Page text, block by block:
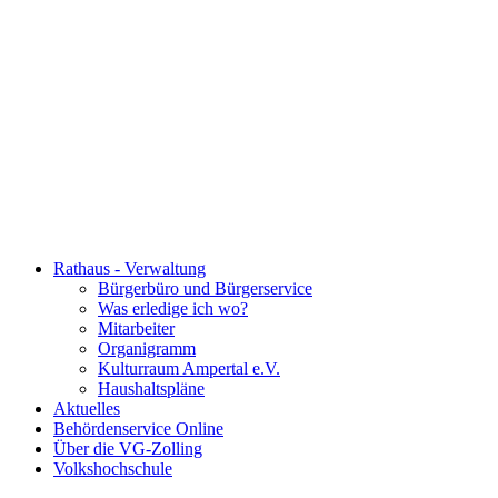
Rathaus - Verwaltung
Bürgerbüro und Bürgerservice
Was erledige ich wo?
Mitarbeiter
Organigramm
Kulturraum Ampertal e.V.
Haushaltspläne
Aktuelles
Behördenservice Online
Über die VG-Zolling
Volkshochschule